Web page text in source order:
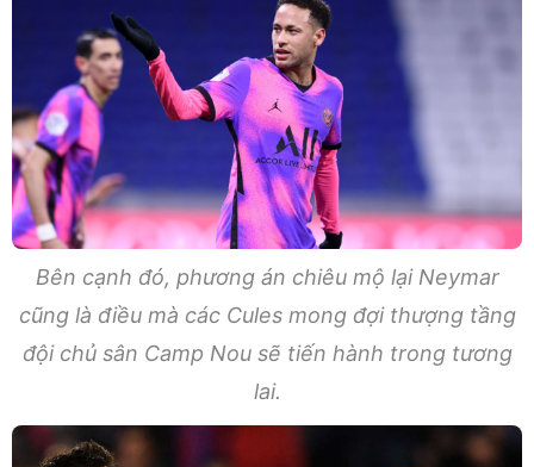
Bên cạnh đó, phương án chiêu mộ lại Neymar
cũng là điều mà các Cules mong đợi thượng tầng
đội chủ sân Camp Nou sẽ tiến hành trong tương
lai.